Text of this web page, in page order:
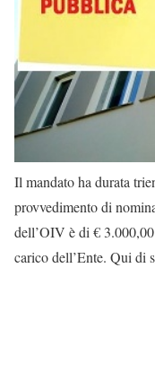
Il mandato ha durata
provvedimento di
dell’OIV è di €
carico dell’Ente. Qui di